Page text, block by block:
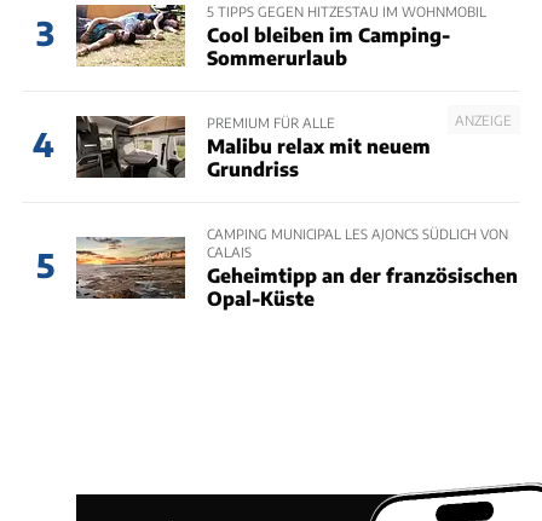
3
5 TIPPS GEGEN HITZESTAU IM WOHNMOBIL
Cool bleiben im Camping-
Sommerurlaub
4
ANZEIGE
PREMIUM FÜR ALLE
Malibu relax mit neuem
Grundriss
5
CAMPING MUNICIPAL LES AJONCS SÜDLICH VON
CALAIS
Geheimtipp an der französischen
Opal-Küste